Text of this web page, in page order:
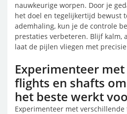
nauwkeurige worpen. Door je
het doel en tegelijkertijd bewust
ademhaling, kun je de controle
prestaties verbeteren. Blijf kalm,
laat de pijlen vliegen met
Experimenteer
flights en shafts
het beste werkt
Experimenteer met